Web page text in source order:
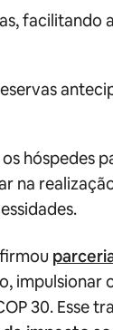
hóspedes
na
30. Esse